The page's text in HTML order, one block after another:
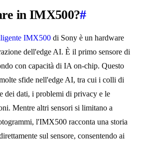
in IMX500?#
IMX500 di Sony è un hardware
dell'edge AI. È il primo sensore di
con capacità di IA on-chip. Questo
sfide nell'edge AI, tra cui i colli di
dei dati, i problemi di privacy e le
Mentre altri sensori si limitano a
l'IMX500 racconta una storia
sul sensore, consentendo ai